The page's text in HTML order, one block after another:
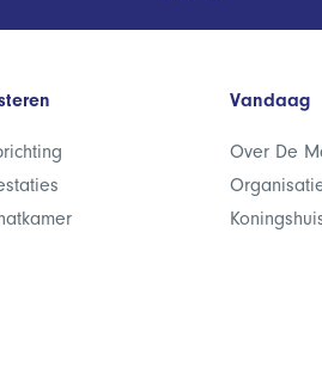
Vandaag
Over De